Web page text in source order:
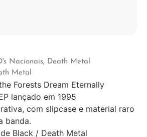
Nacionais, Death Metal
Metal
Forests Dream Eternally
lançado em 1995
com slipcase e material raro
banda.
Black / Death Metal